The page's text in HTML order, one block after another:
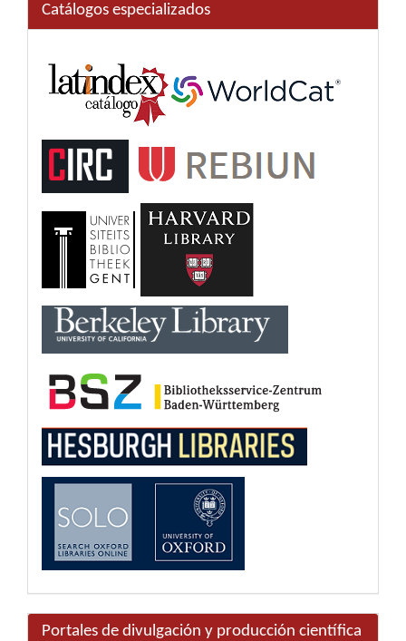
Catálogos especializados
Portales de divulgación y producción científica